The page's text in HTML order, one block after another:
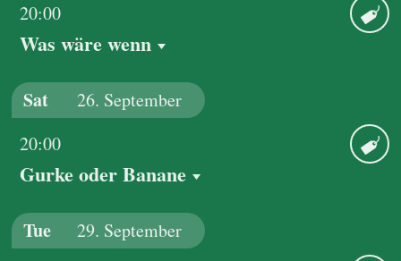
20:00
Was wäre wenn
Sat 26. September
20:00
Gurke oder Banane
Tue 29. September